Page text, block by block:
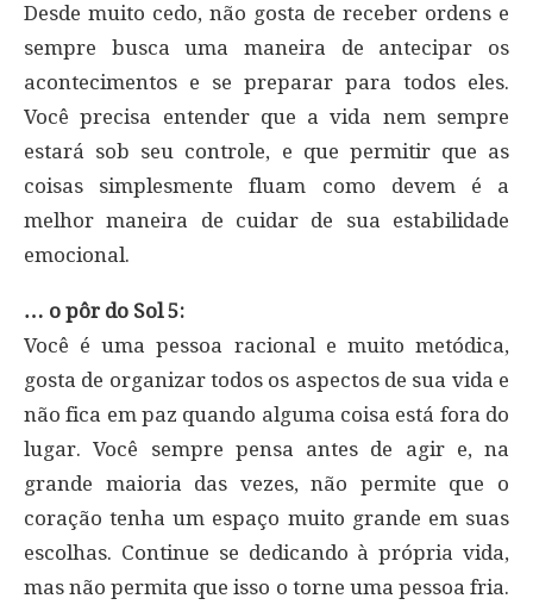
Desde muito cedo, não gosta de receber ordens e
sempre busca uma maneira de antecipar os
acontecimentos e se preparar para todos eles.
Você precisa entender que a vida nem sempre
estará sob seu controle, e que permitir que as
coisas simplesmente fluam como devem é a
melhor maneira de cuidar de sua estabilidade
emocional.
… o pôr do Sol 5:
Você é uma pessoa racional e muito metódica,
gosta de organizar todos os aspectos de sua vida e
não fica em paz quando alguma coisa está fora do
lugar. Você sempre pensa antes de agir e, na
grande maioria das vezes, não permite que o
coração tenha um espaço muito grande em suas
escolhas. Continue se dedicando à própria vida,
mas não permita que isso o torne uma pessoa fria.